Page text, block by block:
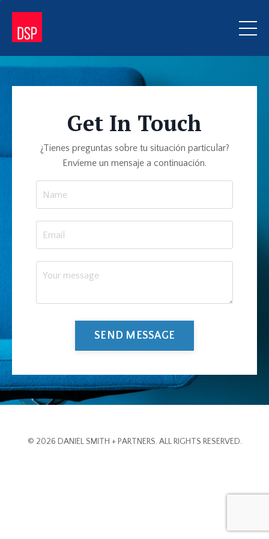
Get In Touch
¿Tienes preguntas sobre tu situación particular?
Envíeme un mensaje a continuación.
SEND MESSAGE
© 2026 DANIEL SMITH + PARTNERS. ALL RIGHTS RESERVED.